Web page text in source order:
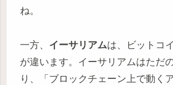
ね。
一方、 イーサリアムは、ビットコ
が違います。イーサリアムはただ
り、「ブロックチェーン上で動く